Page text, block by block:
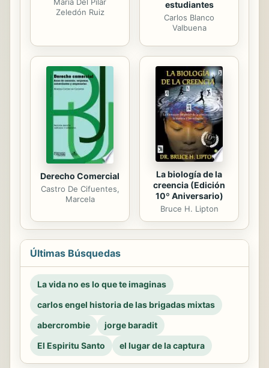
María Del Pilar
Zeledón Ruiz
estudiantes
Carlos Blanco
Valbuena
Derecho Comercial
Castro De Cifuentes,
Marcela
La biología de la
creencia (Edición
10º Aniversario)
Bruce H. Lipton
Últimas Búsquedas
La vida no es lo que te imaginas
carlos engel historia de las brigadas mixtas
abercrombie
jorge baradit
El Espiritu Santo
el lugar de la captura